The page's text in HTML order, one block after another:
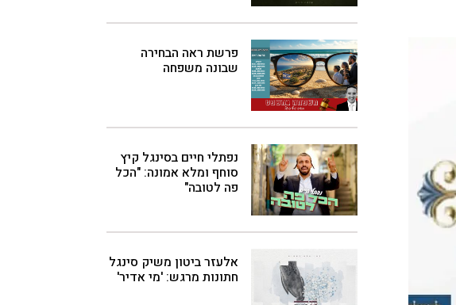
פרשת ראה הבחירה
שבונה משפחה
נפתלי חיים בסינגל קיץ
סוחף ומלא אמונה: "הכל
פה לטובה"
אלעזר ביטון משיק סינגל
חתונות מרגש: 'מי אדיר'